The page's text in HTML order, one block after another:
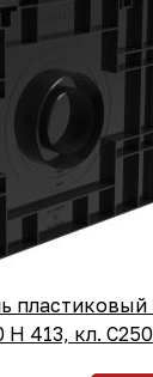
H 413, кл. С250